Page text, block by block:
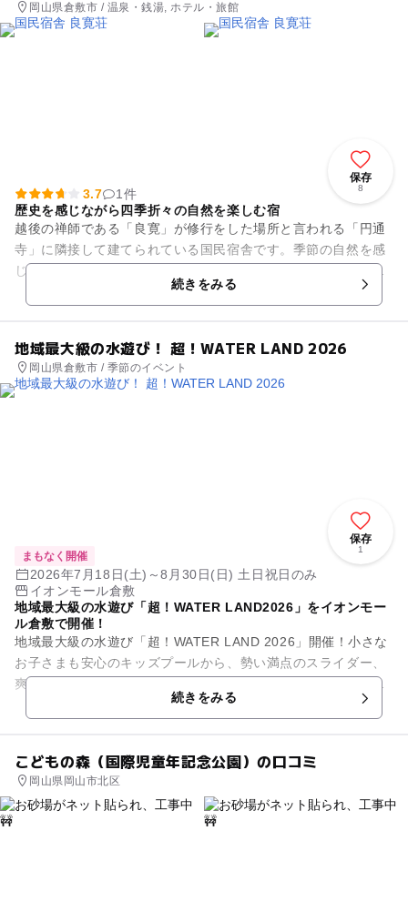
などんぐりを集めることが出来ました。 工作に使おうかなと思
っています。 まだあるのかな？ 時間のある時に子供のころよ
岡山県倉敷市 / 温泉・銭湯, ホテル・旅館
保存
8
3.7
1件
歴史を感じながら四季折々の自然を楽しむ宿
越後の禅師である「良寛」が修行をした場所と言われる「円通
寺」に隣接して建てられている国民宿舎です。季節の自然を感
じられる風光明媚な場所で、ゆったりとくつろぎの時間が過ご
せます。円通寺公園のなかに...続きをみる
地域最大級の水遊び！ 超！WATER LAND 2026
岡山県倉敷市 / 季節のイベント
保存
1
まもなく開催
2026年7月18日(土)～8月30日(日) 土日祝日のみ
イオンモール倉敷
地域最大級の水遊び「超！WATER LAND2026」をイオンモー
ル倉敷で開催！
地域最大級の水遊び「超！WATER LAND 2026」開催！小さな
お子さまも安心のキッズプールから、勢い満点のスライダー、
爽快ミストシャワーまで、暑さを忘れるコンテンツが勢ぞろ
続きをみる
こどもの森（国際児童年記念公園）の口コミ
岡山県岡山市北区